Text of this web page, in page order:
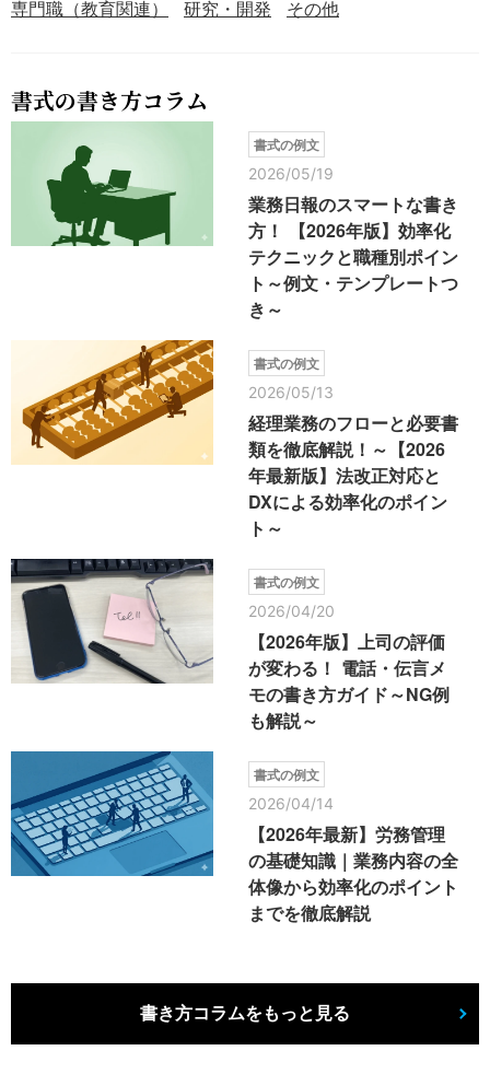
専門職（教育関連） 研究・開発 その他
書式の書き方コラム
書式の例文
2026/05/19
業務日報のスマートな書き
方！ 【2026年版】効率化
テクニックと職種別ポイン
ト～例文・テンプレートつ
き～
書式の例文
2026/05/13
経理業務のフローと必要書
類を徹底解説！～【2026
年最新版】法改正対応と
DXによる効率化のポイン
ト～
書式の例文
2026/04/20
【2026年版】上司の評価
が変わる！ 電話・伝言メ
モの書き方ガイド～NG例
も解説～
書式の例文
2026/04/14
【2026年最新】労務管理
の基礎知識｜業務内容の全
体像から効率化のポイント
までを徹底解説
書き方コラムをもっと見る